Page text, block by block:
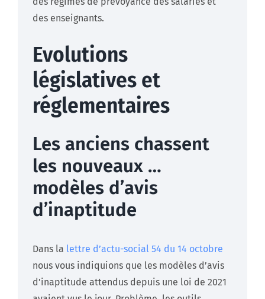
des enseignants.
Evolutions
législatives et
réglementaires
Les anciens chassent
les nouveaux …
modèles d’avis
d’inaptitude
Dans la lettre d’actu-social 54 du 14 octobre
nous vous indiquions que les modèles d’avis
d’inaptitude attendus depuis une loi de 2021